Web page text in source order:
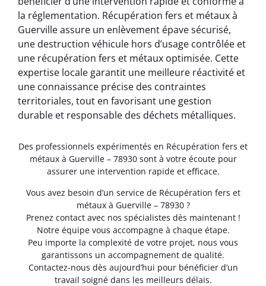
la réglementation. Récupération fers et métaux à
Guerville assure un enlèvement épave sécurisé,
une destruction véhicule hors d’usage contrôlée et
une récupération fers et métaux optimisée. Cette
expertise locale garantit une meilleure réactivité et
une connaissance précise des contraintes
territoriales, tout en favorisant une gestion
durable et responsable des déchets métalliques.
Des professionnels expérimentés en Récupération fers et
métaux à Guerville – 78930 sont à votre écoute pour
assurer une intervention rapide et efficace.
Vous avez besoin d’un service de Récupération fers et
métaux à Guerville – 78930 ?
Prenez contact avec nos spécialistes dès maintenant !
Notre équipe vous accompagne à chaque étape.
Peu importe la complexité de votre projet, nous vous
garantissons un accompagnement de qualité.
Contactez-nous dès aujourd’hui pour bénéficier d’un
travail soigné dans les meilleurs délais.